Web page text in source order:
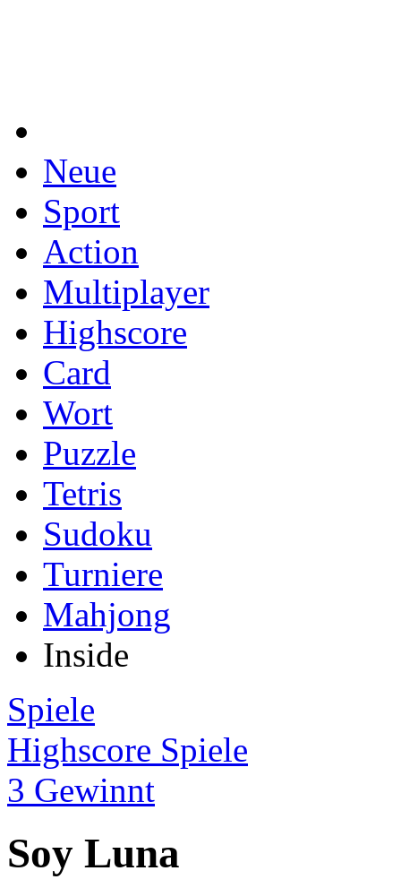
Neue
Sport
Action
Multiplayer
Highscore
Card
Wort
Puzzle
Tetris
Sudoku
Turniere
Mahjong
Inside
Spiele
Highscore Spiele
3 Gewinnt
Soy Luna